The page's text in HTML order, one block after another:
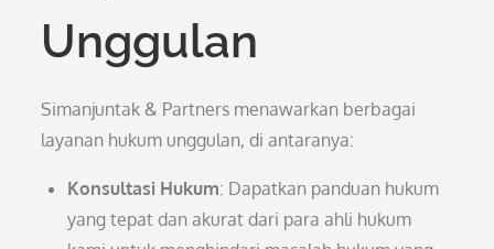
Unggulan
Simanjuntak & Partners menawarkan berbagai
layanan hukum unggulan, di antaranya:
Konsultasi Hukum: Dapatkan panduan hukum
yang tepat dan akurat dari para ahli hukum